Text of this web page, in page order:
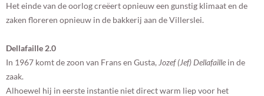
Het einde van de oorlog creëert opnieuw een gunstig klimaat en de
zaken floreren opnieuw in de bakkerij aan de Villerslei.
Dellafaille 2.0
In 1967 komt de zoon van Frans en Gusta, Jozef (Jef) Dellafaille in de
zaak.
Alhoewel hij in eerste instantie niet direct warm liep voor het